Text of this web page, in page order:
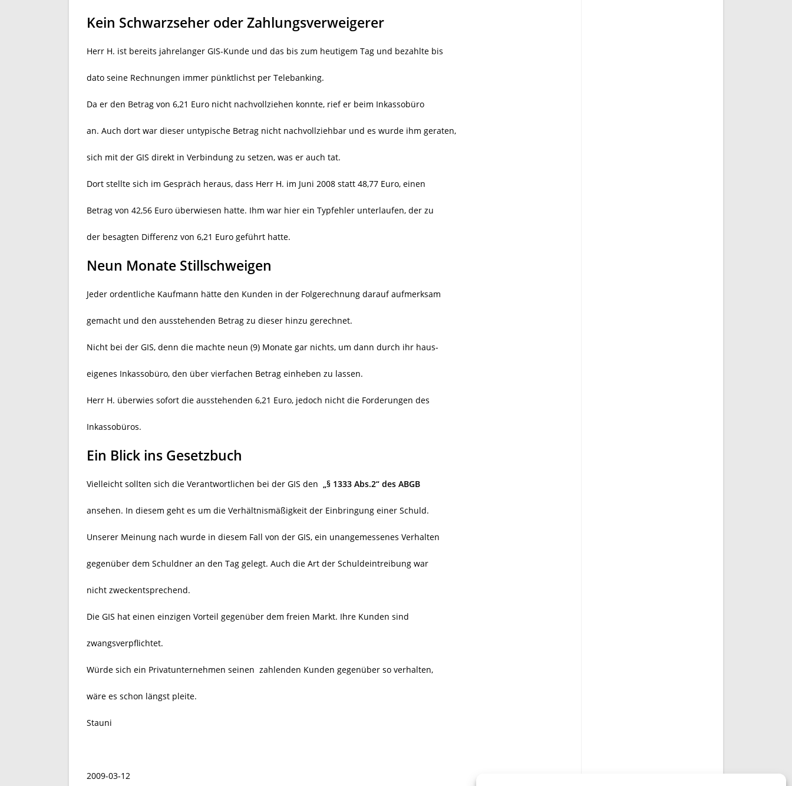
Kein Schwarzseher oder Zahlungsverweigerer
Herr H. ist bereits jahrelanger GIS-Kunde und das bis zum heutigem Tag und bezahlte bis
dato seine Rechnungen immer pünktlichst per Telebanking.
Da er den Betrag von 6,21 Euro nicht nachvollziehen konnte, rief er beim Inkassobüro
an. Auch dort war dieser untypische Betrag nicht nachvollziehbar und es wurde ihm geraten,
sich mit der GIS direkt in Verbindung zu setzen, was er auch tat.
Dort stellte sich im Gespräch heraus, dass Herr H. im Juni 2008 statt 48,77 Euro, einen
Betrag von 42,56 Euro überwiesen hatte. Ihm war hier ein Typfehler unterlaufen, der zu
der besagten Differenz von 6,21 Euro geführt hatte.
Neun Monate Stillschweigen
Jeder ordentliche Kaufmann hätte den Kunden in der Folgerechnung darauf aufmerksam
gemacht und den ausstehenden Betrag zu dieser hinzu gerechnet.
Nicht bei der GIS, denn die machte neun (9) Monate gar nichts, um dann durch ihr haus-
eigenes Inkassobüro, den über vierfachen Betrag einheben zu lassen.
Herr H. überwies sofort die ausstehenden 6,21 Euro, jedoch nicht die Forderungen des
Inkassobüros.
Ein Blick ins Gesetzbuch
Vielleicht sollten sich die Verantwortlichen bei der GIS den „§ 1333 Abs.2“ des ABGB
ansehen. In diesem geht es um die Verhältnismäßigkeit der Einbringung einer Schuld.
Unserer Meinung nach wurde in diesem Fall von der GIS, ein unangemessenes Verhalten
gegenüber dem Schuldner an den Tag gelegt. Auch die Art der Schuldeintreibung war
nicht zweckentsprechend.
Die GIS hat einen einzigen Vorteil gegenüber dem freien Markt. Ihre Kunden sind
zwangsverpflichtet.
Würde sich ein Privatunternehmen seinen zahlenden Kunden gegenüber so verhalten,
wäre es schon längst pleite.
Stauni
2009-03-12